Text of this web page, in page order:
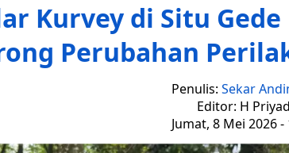
Kurvey di Situ
Perubahan
Penulis: Sekar
Editor: H
Jumat, 8 Mei 2026 -